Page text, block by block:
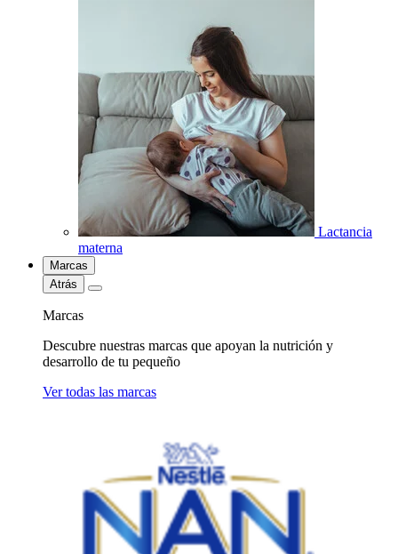
Lactancia
materna
Marcas
Atrás
Marcas
Descubre nuestras marcas que apoyan la nutrición y
desarrollo de tu pequeño
Ver todas las marcas